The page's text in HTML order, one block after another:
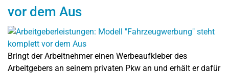
vor dem Aus
Bringt der Arbeitnehmer einen Werbeaufkleber des
Arbeitgebers an seinem privaten Pkw an und erhält er dafür